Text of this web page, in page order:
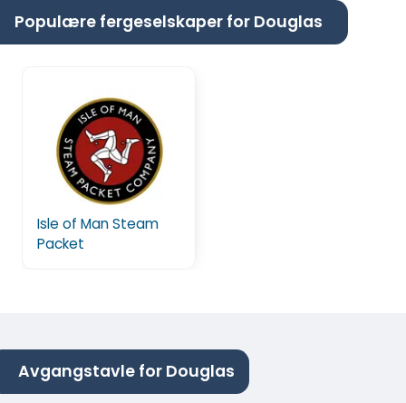
Populære fergeselskaper for Douglas
Isle of Man Steam
Packet
Avgangstavle for Douglas